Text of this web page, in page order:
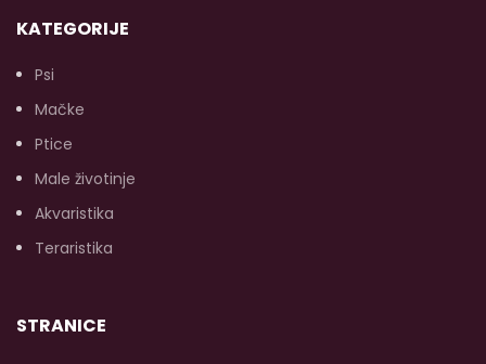
KATEGORIJE
Psi
Mačke
Ptice
Male životinje
Akvaristika
Teraristika
STRANICE